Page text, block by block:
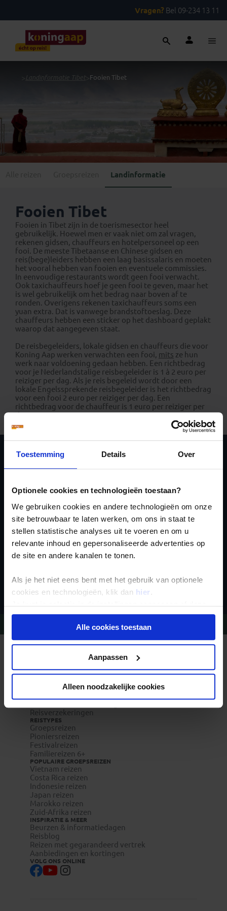
Toestemming Details Over
Optionele cookies en technologieën toestaan?
We gebruiken cookies en andere technologieën om onze
site betrouwbaar te laten werken, om ons in staat te
stellen statistische analyses uit te voeren en om u
relevante inhoud en gepersonaliseerde advertenties op
de site en andere kanalen te tonen.
Als je het niet eens bent met het gebruik van optionele
cookies en technologieën, klik dan hier .
Je kunt je selectie in de instellingen aanpassen of deze
onder aan de pagina op elk gewenst moment voor de
toekomst wijzigen.Alle cookies toestaan
Aanpassen
Alleen noodzakelijke cookies
Vragen? Bel 09-234 13 11
> Landinformatie Tibet >Fooien Tibet
Landinformatie
Fooien Tibet
Fooien in Tibet zijn in de toerismesector heel
gebruikelijk. Hoewel men er vaak niet om zal vragen,
rekenen gidsen, chauffeurs en hotelpersoneel op een
fooi. De meeste Tibetaanse en Chinese gidsen en
reis(bege)leiders hebben een laag basissalaris en moeten
het vooral hebben van fooien en eventuele commissies.
In eenvoudige restaurants wordt geen fooi verwacht.
Ook taxichauffeurs hoef je geen fooi te geven, maar het
is wel gebruikelijk om het bedrag naar boven af te
ronden. Overigens rekenen taxichauffeurs soms een
yuan extra. Dat is vanwege brandstoftoeslag. Deze
chauffeurs hebben een sticker op het dashboard geplakt
waarop dat aangegeven staat.
De reisbegeleiders, lokale gidsen en chauffeurs die voor
Koning Aap werken verwachten een fooi, mits ze hun
werk naar voldoening gedaan hebben. Een richtbedrag
voor je Nederlandstalige reisbegeleider is 1 à 2 euro per
reiziger per dag. Als je reis begeleid wordt door een
lokale Engelssprekende reisbegeleider is het richtbedrag
voor een fooi 2 euro per reiziger per dag. Een
richtbedrag voor de chauffeur is 1 euro per reiziger per
dag.
Ja, ik meld me aan
voor de wekelijkse
nieuwsbrief
Inschrijven
Vragen?Bel 09-234 13 11
Waarom Koning Aap?
Bestemmingen
Duurzaam toerisme
Vacatures
Reisverzekeringen
REISTYPES
Groepsreizen
Pioniersreizen
Festivalreizen
Familiereizen 6+
POPULAIRE GROEPSREIZEN
Vietnam reizen
Costa Rica reizen
Indonesie reizen
Japan reizen
Marokko reizen
Zuid-Afrika reizen
INSPIRATIE & MEER
Beurzen & informatiedagen
Reisblog
Reizen met gegarandeerd vertrek
Aanbiedingen en kortingen
VOLG ONS ONLINE